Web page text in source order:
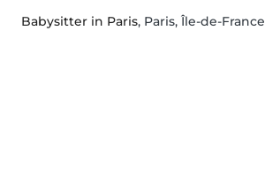
Babysitter in Paris, Paris, Île-de-France